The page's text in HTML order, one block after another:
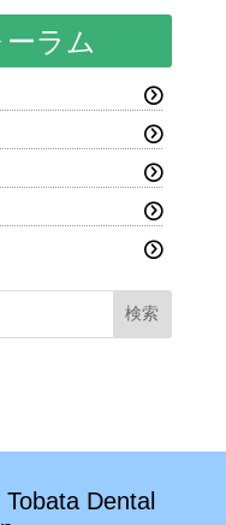
ラム
Dental